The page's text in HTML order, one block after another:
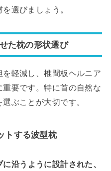
選びましょう。
た枕の形状選び
軽減し、椎間板ヘルニア
要です。特に首の自然な
ぶことが大切です。
トする波型枕
沿うように設計された、